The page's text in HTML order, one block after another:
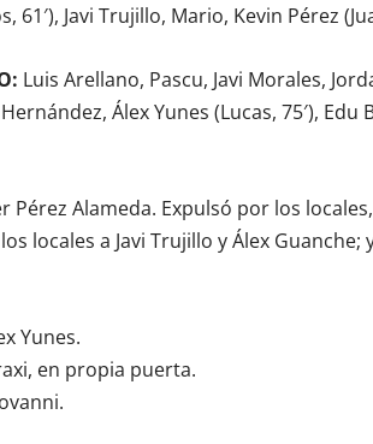
61′), Javi Trujillo, Mario, Kevin Pérez
Luis Arellano, Pascu, Javi Morales,
Álex Yunes (Lucas, 75′), Edu
Pérez Alameda. Expulsó por los
locales a Javi Trujillo y Álex Guanche;
Yunes.
en propia puerta.